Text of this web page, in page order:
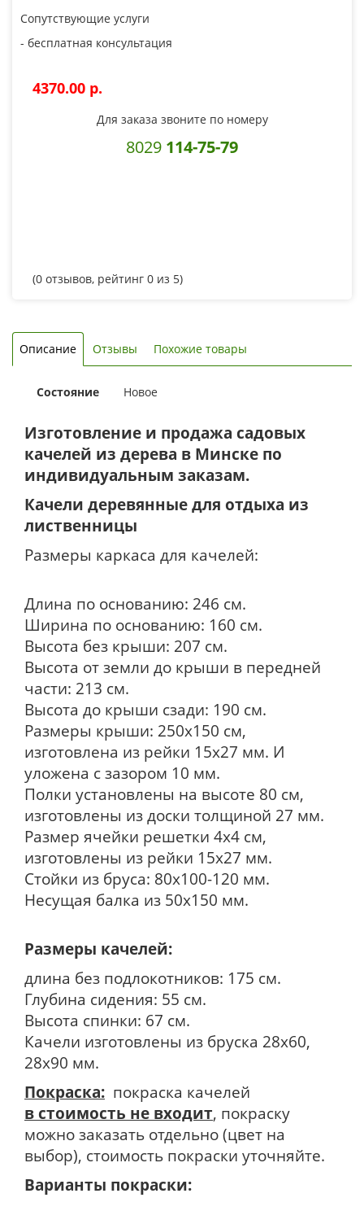
Сопутствующие услуги
- бесплатная консультация
4370.00 p.
Для заказа звоните по номеру
8029 114-75-79
(0 отзывов, рейтинг 0 из 5)
Описание Отзывы Похожие товары
Состояние Новое
Изготовление и продажа садовых
качелей из дерева в Минске по
индивидуальным заказам.
Качели деревянные для отдыха из
лиственницы
Размеры каркаса для качелей:
Длина по основанию: 246 см.
Ширина по основанию: 160 см.
Высота без крыши: 207 см.
Высота от земли до крыши в передней
части: 213 см.
Высота до крыши сзади: 190 см.
Размеры крыши: 250х150 см,
изготовлена из рейки 15х27 мм. И
уложена с зазором 10 мм.
Полки установлены на высоте 80 см,
изготовлены из доски толщиной 27 мм.
Размер ячейки решетки 4х4 см,
изготовлены из рейки 15х27 мм.
Стойки из бруса: 80х100-120 мм.
Несущая балка из 50х150 мм.
Размеры качелей:
длина без подлокотников: 175 см.
Глубина сидения: 55 см.
Высота спинки: 67 см.
Качели изготовлены из бруска 28х60,
28х90 мм.
Покраска: покраска качелей
в стоимость не входит, покраску
можно заказать отдельно (цвет на
выбор), стоимость покраски уточняйте.
Варианты покраски: